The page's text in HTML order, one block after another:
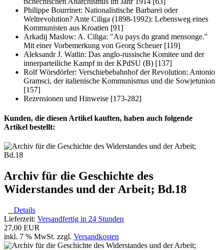
Philippe Bourrinet: Nationalistische Barbarei oder
Weltrevolution? Ante Ciliga (1898-1992): Lebensweg eines
Kommunisten aus Kroatien [91]
Arkadij Maslow: A. Ciliga: "Au pays du grand mensonge."
Mit einer Vorbemerkung von Georg Scheuer [119]
Aleksandr J. Watlin: Das anglo-russische Komitee und der
innerparteiliche Kampf in der KPdSU (B) [137]
Rolf Wörsdörfer: Verschiebebahnhof der Revolution: Antonio
Gramsci, der italienische Kommunismus und die Sowjetunion
[157]
Rezensionen und Hinweise [173-282]
Kunden, die diesen Artikel kauften, haben auch folgende
Artikel bestellt:
Archiv für die Geschichte des
Widerstandes und der Arbeit; Bd.18
Details
Lieferzeit: Versandfertig in 24 Stunden
27,00 EUR
inkl. 7 % MwSt. zzgl. Versandkosten